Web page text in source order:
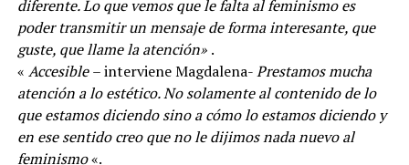
diferente. Lo que vemos que le falta al feminismo es
poder transmitir un mensaje de forma interesante, que
guste, que llame la atención» .
« Accesible– interviene Magdalena-Prestamos mucha
atención a lo estético. No solamente al contenido de lo
que estamos diciendo sino a cómo lo estamos diciendo y
en ese sentido creo que no le dijimos nada nuevo al
feminismo«.